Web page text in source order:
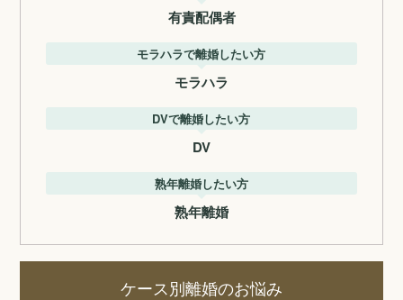
有責配偶者
モラハラで離婚したい方
モラハラ
DVで離婚したい方
DV
熟年離婚したい方
熟年離婚
ケース別離婚のお悩み